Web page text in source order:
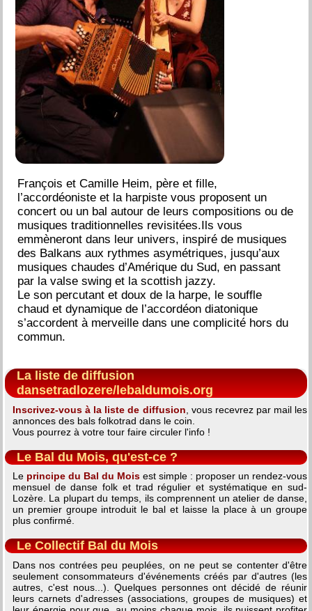
François et Camille Heim, père et fille,
l’accordéoniste et la harpiste vous proposent un
concert ou un bal autour de leurs compositions ou de
musiques traditionnelles revisitées.Ils vous
emmèneront dans leur univers, inspiré de musiques
des Balkans aux rythmes asymétriques, jusqu’aux
musiques chaudes d’Amérique du Sud, en passant
par la valse swing et la scottish jazzy.
Le son percutant et doux de la harpe, le souffle
chaud et dynamique de l’accordéon diatonique
s’accordent à merveille dans une complicité hors du
commun.
La liste de diffusion
dansetradlozere/lebaldumois.org
Inscrivez-vous à la liste de diffusion , vous recevrez par mail les
annonces des bals folkotrad dans le coin.
Vous pourrez à votre tour faire circuler l'info !
Le Bal du Mois, qu'est-ce ?
Le principe du Bal du Mois est simple : proposer un rendez-vous
mensuel de danse folk et trad régulier et systématique en sud-
Lozère. La plupart du temps, ils comprennent un atelier de danse,
un premier groupe introduit le bal et laisse la place à un groupe
plus confirmé.
Le Collectif Bal du Mois
Dans nos contrées peu peuplées, on ne peut se contenter d'être
seulement consommateurs d'événements créés par d'autres (les
autres, c'est nous...). Quelques personnes ont décidé de réunir
leurs carnets d'adresses (associations, groupes de musiques) et